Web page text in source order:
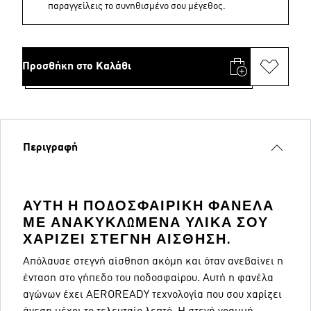
παραγγείλεις το συνηθισμένο σου μέγεθος.
Προσθήκη στο Καλάθι
Περιγραφή
ΑΥΤΉ Η ΠΟΔΟΣΦΑΙΡΙΚΉ ΦΑΝΈΛΑ
ΜΕ ΑΝΑΚΥΚΛΩΜΈΝΑ ΥΛΙΚΆ ΣΟΥ
ΧΑΡΊΖΕΙ ΣΤΕΓΝΉ ΑΊΣΘΗΣΗ.
Απόλαυσε στεγνή αίσθηση ακόμη και όταν ανεβαίνει η
ένταση στο γήπεδο του ποδοσφαίρου. Αυτή η φανέλα
αγώνων έχει AEROREADY τεχνολογία που σου χαρίζει